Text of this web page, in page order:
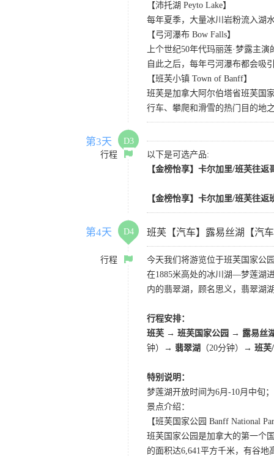
【沛托湖 Peyto Lake】
每年夏季，大量冰川岩粉流入湖
【弓河瀑布 Bow Falls】
上个世纪50年代玛丽莲·梦露主
自此之后，每年弓河瀑布都会吸
【班芙小镇 Town of Banff】
班芙是加拿大阿尔伯塔省班芙国
行车、攀爬和滑雪的热门目的地
第3天
D3
行程
以下是可选产品:
【金榜怡享】卡尔加里/班芙往返
【金榜怡享】卡尔加里/班芙往
第4天 D4 班芙【汽车】露易丝湖【汽
行程
今天我们将游览位于班芙国家公
在1885米高处的冰川湖—梦莲湖
内的翡翠湖，顾名思义，翡翠湖
行程安排：
班芙 → 班芙国家公园 → 露易丝
钟）→ 翡翠湖 （20分钟）→ 班芙
特别说明：
梦莲湖开放时间为6月-10月中旬
景点介绍：
【班芙国家公园 Banff National
班芙国家公园是加拿大的第一个
的面积达6,641平方千米，有谷